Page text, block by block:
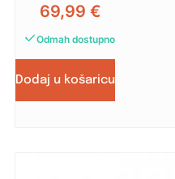
69,99 €
Odmah dostupno
Dodaj u košaricu